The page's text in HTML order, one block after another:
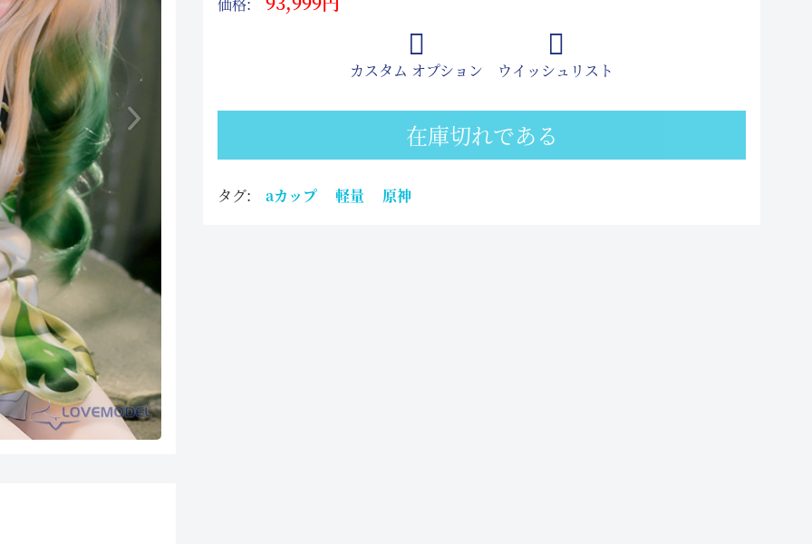
カスタム オプション ウイッシュリスト
在庫切れである
タグ: aカップ 軽量 原神